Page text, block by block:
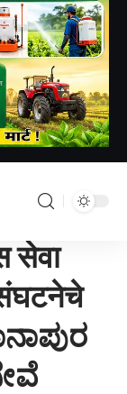
ಶಟಲ್ ಬಸ್ ಸೇವೆ ಆರಂಭಿಸುವಂತೆ ವಕೀಲರ ಸಂಘದಿಂದ ರೋಡ್ ರೋಕೋ ಪ್ರತಿಭಟನೆ.
सेवा